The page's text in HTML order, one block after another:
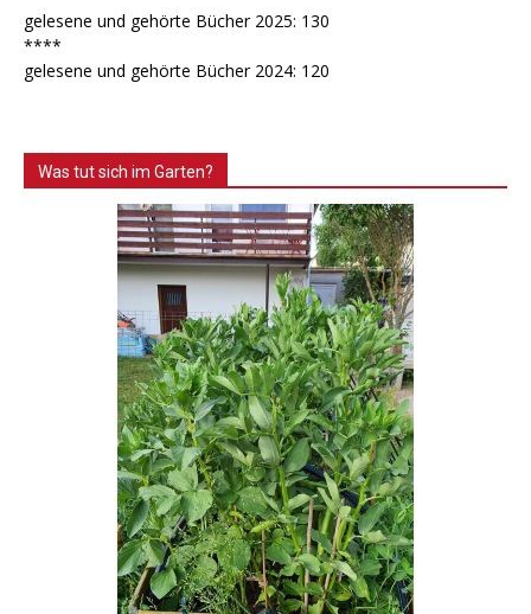
gelesene und gehörte Bücher 2025: 130
****
gelesene und gehörte Bücher 2024: 120
Was tut sich im Garten?